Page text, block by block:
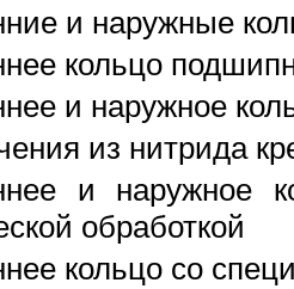
и наружные
кольцо
и наружное
из нитрида
и наружное
обработкой
кольцо со